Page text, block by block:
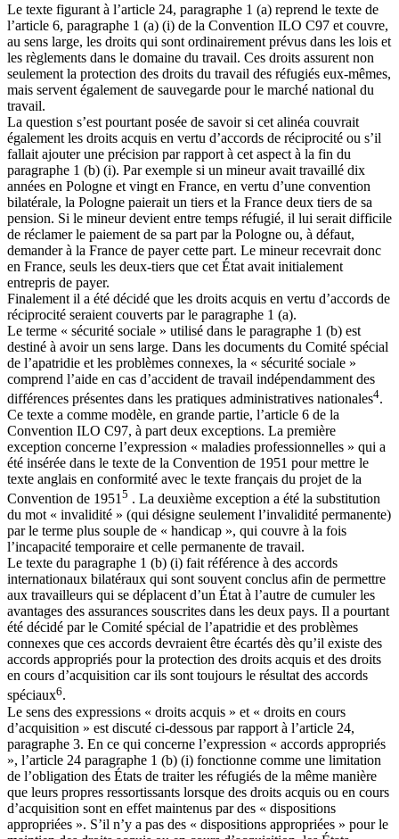
Le texte figurant à l’article 24, paragraphe 1 (a) reprend le texte de
l’article 6, paragraphe 1 (a) (i) de la Convention ILO C97 et couvre,
au sens large, les droits qui sont ordinairement prévus dans les lois et
les règlements dans le domaine du travail. Ces droits assurent non
seulement la protection des droits du travail des réfugiés eux-mêmes,
mais servent également de sauvegarde pour le marché national du
travail.
La question s’est pourtant posée de savoir si cet alinéa couvrait
également les droits acquis en vertu d’accords de réciprocité ou s’il
fallait ajouter une précision par rapport à cet aspect à la fin du
paragraphe 1 (b) (i). Par exemple si un mineur avait travaillé dix
années en Pologne et vingt en France, en vertu d’une convention
bilatérale, la Pologne paierait un tiers et la France deux tiers de sa
pension. Si le mineur devient entre temps réfugié, il lui serait difficile
de réclamer le paiement de sa part par la Pologne ou, à défaut,
demander à la France de payer cette part. Le mineur recevrait donc
en France, seuls les deux-tiers que cet État avait initialement
entrepris de payer.
Finalement il a été décidé que les droits acquis en vertu d’accords de
réciprocité seraient couverts par le paragraphe 1 (a).
Le terme « sécurité sociale » utilisé dans le paragraphe 1 (b) est
destiné à avoir un sens large. Dans les documents du Comité spécial
de l’apatridie et les problèmes connexes, la « sécurité sociale »
comprend l’aide en cas d’accident de travail indépendamment des
différences présentes dans les pratiques administratives nationales4.
Ce texte a comme modèle, en grande partie, l’article 6 de la
Convention ILO C97, à part deux exceptions. La première
exception concerne l’expression « maladies professionnelles » qui a
été insérée dans le texte de la Convention de 1951 pour mettre le
texte anglais en conformité avec le texte français du projet de la
Convention de 1951 5 . La deuxième exception a été la substitution
du mot « invalidité » (qui désigne seulement l’invalidité permanente)
par le terme plus souple de « handicap », qui couvre à la fois
l’incapacité temporaire et celle permanente de travail.
Le texte du paragraphe 1 (b) (i) fait référence à des accords
internationaux bilatéraux qui sont souvent conclus afin de permettre
aux travailleurs qui se déplacent d’un État à l’autre de cumuler les
avantages des assurances souscrites dans les deux pays. Il a pourtant
été décidé par le Comité spécial de l’apatridie et des problèmes
connexes que ces accords devraient être écartés dès qu’il existe des
accords appropriés pour la protection des droits acquis et des droits
en cours d’acquisition car ils sont toujours le résultat des accords
spéciaux6.
Le sens des expressions « droits acquis » et « droits en cours
d’acquisition » est discuté ci-dessous par rapport à l’article 24,
paragraphe 3. En ce qui concerne l’expression « accords appropriés
», l’article 24 paragraphe 1 (b) (i) fonctionne comme une limitation
de l’obligation des États de traiter les réfugiés de la même manière
que leurs propres ressortissants lorsque des droits acquis ou en cours
d’acquisition sont en effet maintenus par des « dispositions
appropriées ». S’il n’y a pas des « dispositions appropriées » pour le